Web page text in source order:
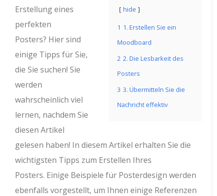
hide
1 1. Erstellen Sie ein
Moodboard
2 2. Die Lesbarkeit des
Posters
3 3. Übermitteln Sie die
Nachricht effektiv
Erstellung eines
perfekten
Posters? Hier sind
einige Tipps für Sie,
die Sie suchen! Sie
werden
wahrscheinlich viel
lernen, nachdem Sie
diesen Artikel
gelesen haben! In diesem Artikel erhalten Sie die
wichtigsten Tipps zum Erstellen Ihres
Posters. Einige Beispiele für Posterdesign werden
ebenfalls vorgestellt, um Ihnen einige Referenzen